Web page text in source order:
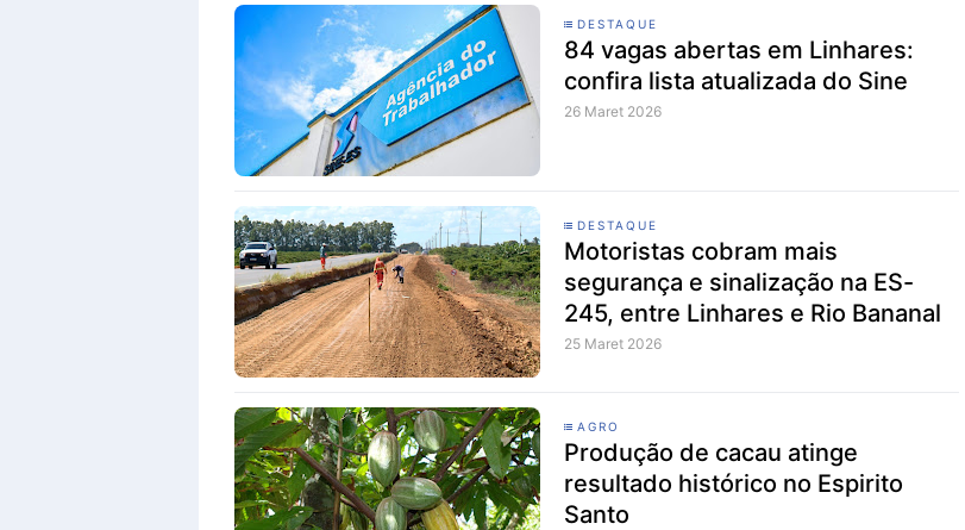
DESTAQUE
84 vagas abertas em Linhares:
confira lista atualizada do Sine
26 Maret 2026
DESTAQUE
Motoristas cobram mais
segurança e sinalização na ES-
245, entre Linhares e Rio Bananal
25 Maret 2026
AGRO
Produção de cacau atinge
resultado histórico no Espirito
Santo